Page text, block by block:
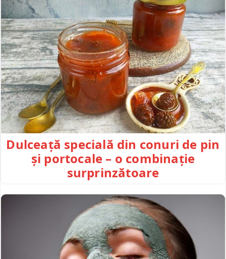
Dulceață specială din conuri de pin
și portocale – o combinație
surprinzătoare